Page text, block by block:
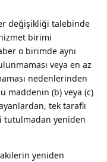
değişikliği talebinde
birimi
o birimde aynı
veya en az
nedenlerinden
maddenin (b) veya (c)
tek taraflı
tutulmadan yeniden
yeniden